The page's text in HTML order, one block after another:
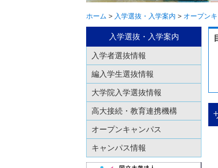
ホーム > 入学選抜・入学案内 > オープン
入学選抜・入学案内
入学者選抜情報
編入学生選抜情報
大学院入学選抜情報
高大接続・教育連携機構
オープンキャンパス
キャンパス情報